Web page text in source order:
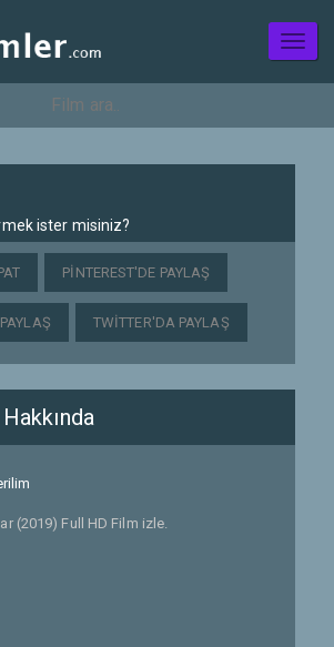
ister misiniz?
PINTEREST'DE PAYLAŞ
TWITTER'DA PAYLAŞ
(2019) Full HD Film izle.